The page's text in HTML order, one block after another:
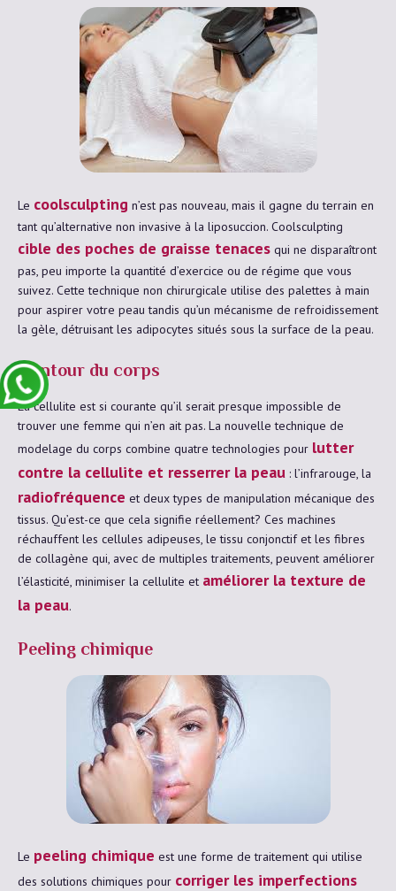
Le coolsculpting n’est pas nouveau, mais il gagne du terrain en
tant qu’alternative non invasive à la liposuccion. Coolsculpting
cible des poches de graisse tenaces qui ne disparaîtront
pas, peu importe la quantité d’exercice ou de régime que vous
suivez. Cette technique non chirurgicale utilise des palettes à main
pour aspirer votre peau tandis qu’un mécanisme de refroidissement
la gèle, détruisant les adipocytes situés sous la surface de la peau.
Contour du corps
La cellulite est si courante qu’il serait presque impossible de
trouver une femme qui n’en ait pas. La nouvelle technique de
modelage du corps combine quatre technologies pour lutter
contre la cellulite et resserrer la peau : l’infrarouge, la
radiofréquence et deux types de manipulation mécanique des
tissus. Qu’est-ce que cela signifie réellement? Ces machines
réchauffent les cellules adipeuses, le tissu conjonctif et les fibres
de collagène qui, avec de multiples traitements, peuvent améliorer
l’élasticité, minimiser la cellulite et améliorer la texture de
la peau.
Peeling chimique
Le peeling chimique est une forme de traitement qui utilise
des solutions chimiques pour corriger les imperfections